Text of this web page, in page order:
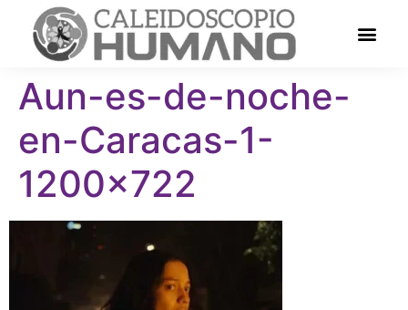
Aun-es-de-noche-
en-Caracas-1-
1200×722